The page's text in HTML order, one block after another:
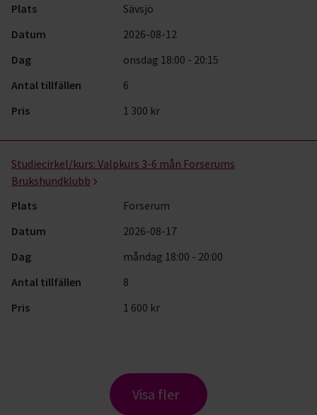
Plats
Sävsjö
Datum
2026-08-12
Dag
onsdag 18:00 - 20:15
Antal tillfällen
6
Pris
1 300 kr
Studiecirkel/kurs: Valpkurs 3-6 mån Forserums
Brukshundklubb
Plats
Forserum
Datum
2026-08-17
Dag
måndag 18:00 - 20:00
Antal tillfällen
8
Pris
1 600 kr
Visa fler